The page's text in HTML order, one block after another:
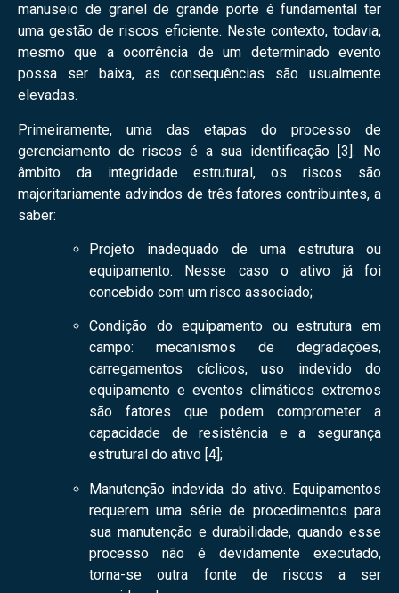
manuseio de granel de grande porte é fundamental ter
uma gestão de riscos eficiente. Neste contexto, todavia,
mesmo que a ocorrência de um determinado evento
possa ser baixa, as consequências são usualmente
elevadas.
Primeiramente, uma das etapas do processo de
gerenciamento de riscos é a sua identificação [3]. No
âmbito da integridade estrutural, os riscos são
majoritariamente advindos de três fatores contribuintes, a
saber:
Projeto inadequado de uma estrutura ou
equipamento. Nesse caso o ativo já foi
concebido com um risco associado;
Condição do equipamento ou estrutura em
campo: mecanismos de degradações,
carregamentos cíclicos, uso indevido do
equipamento e eventos climáticos extremos
são fatores que podem comprometer a
capacidade de resistência e a segurança
estrutural do ativo [4];
Manutenção indevida do ativo. Equipamentos
requerem uma série de procedimentos para
sua manutenção e durabilidade, quando esse
processo não é devidamente executado,
torna-se outra fonte de riscos a ser